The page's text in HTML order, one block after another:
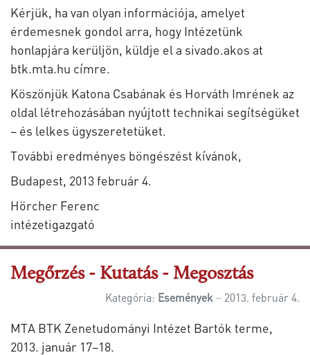
Kérjük, ha van olyan információja, amelyet
érdemesnek gondol arra, hogy Intézetünk
honlapjára kerüljön, küldje el a sivado.akos at
btk.mta.hu címre.
Köszönjük Katona Csabának és Horváth Imrének az
oldal létrehozásában nyújtott technikai segítségüket
– és lelkes ügyszeretetüket.
További eredményes böngészést kívánok,
Budapest, 2013 február 4.
Hörcher Ferenc
intézetigazgató
Megőrzés - Kutatás - Megosztás
Kategória: Események 2013. február 4.
MTA BTK Zenetudományi Intézet Bartók terme,
2013. január 17–18.